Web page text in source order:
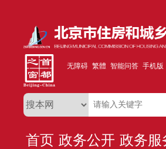
无障碍 繁體 智能问答 手机版
首页 政务公开 政务服